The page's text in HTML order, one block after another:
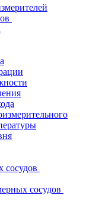
сосудов
сосудов